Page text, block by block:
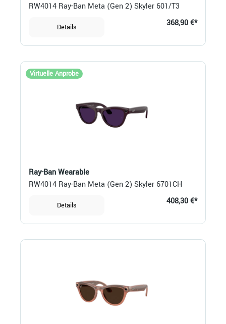
RW4014 Ray-Ban Meta (Gen 2) Skyler 601/T3
Details 368,90 €*
Virtuelle Anprobe
Ray-Ban Wearable
RW4014 Ray-Ban Meta (Gen 2) Skyler 6701CH
Details 408,30 €*